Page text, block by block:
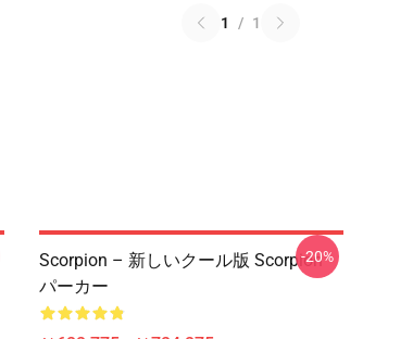
1 / 1
Scorpion – 新しいクール版 Scorpion
パーカー
-20%